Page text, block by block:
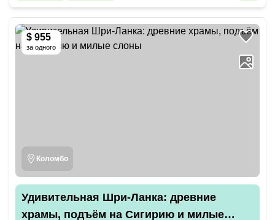
$ 955
за одного
Коломбо
Удивительная Шри-Ланка: древние
храмы, подъём на Сигирию и милые